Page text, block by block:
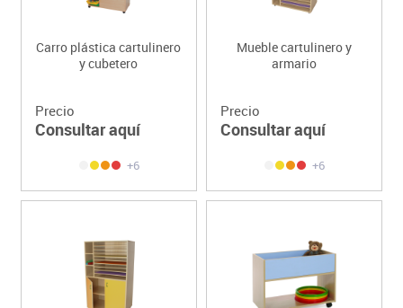
Carro plástica cartulinero
y cubetero
Precio
Consultar aquí
+6
Mueble cartulinero y
armario
Precio
Consultar aquí
+6